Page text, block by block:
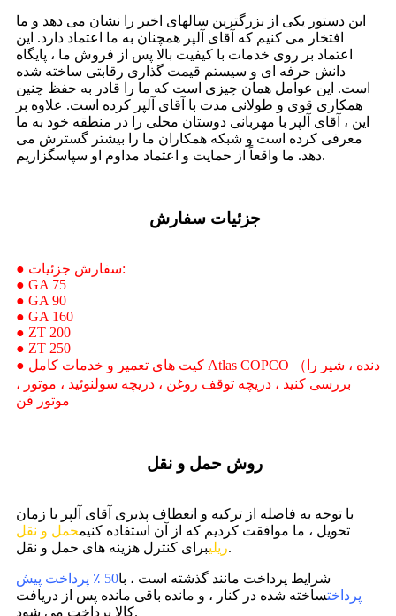
این دستور یکی از بزرگترین سالهای اخیر را نشان می دهد و ما
افتخار می کنیم که آقای آلپر همچنان به ما اعتماد دارد. این
اعتماد بر روی خدمات با کیفیت بالا پس از فروش ما ، پایگاه
دانش حرفه ای و سیستم قیمت گذاری رقابتی ساخته شده
است. این عوامل همان چیزی است که ما را قادر به حفظ چنین
همکاری قوی و طولانی مدت با آقای آلپر کرده است. علاوه بر
این ، آقای آلپر با مهربانی دوستان محلی را در منطقه خود به ما
معرفی کرده است و شبکه همکاران ما را بیشتر گسترش می
دهد. ما واقعاً از حمایت و اعتماد مداوم او سپاسگزاریم.
جزئیات سفارش
● سفارش جزئیات:
● GA 75
● GA 90
● GA 160
● ZT 200
● ZT 250
● کیت های تعمیر و خدمات کامل Atlas COPCO （دنده ، شیر را
بررسی کنید ، دریچه توقف روغن ، دریچه سولنوئید ، موتور ،
موتور فن
روش حمل و نقل
با توجه به فاصله از ترکیه و انعطاف پذیری آقای آلپر با زمان
تحویل ، ما موافقت کردیم که از آن استفاده کنیمحمل و نقل
ریلیبرای کنترل هزینه های حمل و نقل.
شرایط پرداخت مانند گذشته است ، با
50 ٪ پرداخت پیش
پرداختساخته شده در کنار ، و مانده باقی مانده پس از دریافت
کالا پرداخت می شود.